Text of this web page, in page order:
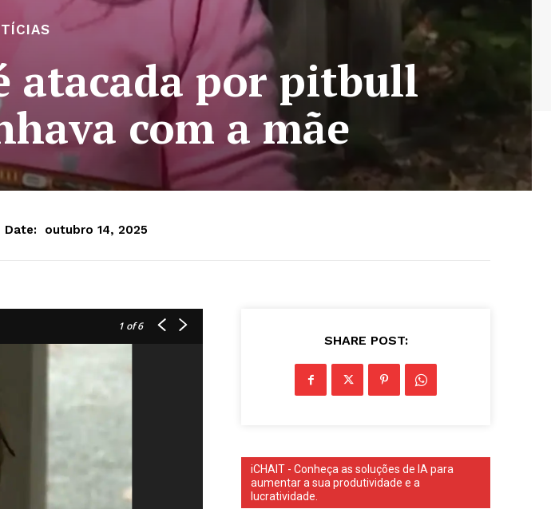
atacada por pitbull
com a mãe
Date: outubro 14, 2025
1 of 6
SHARE POST:
iCHAIT - Conheça as soluções de IA para
aumentar a sua produtividade e a
lucratividade.